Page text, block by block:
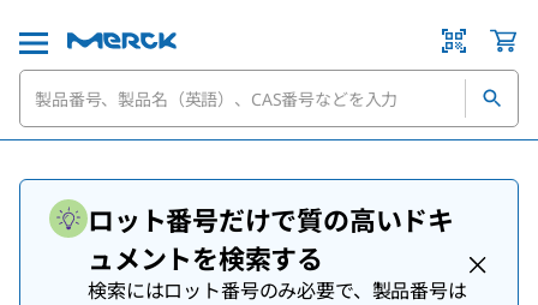
ロット番号だけで質の高いドキ
ュメントを検索する
検索にはロット番号のみ必要で、製品番号は